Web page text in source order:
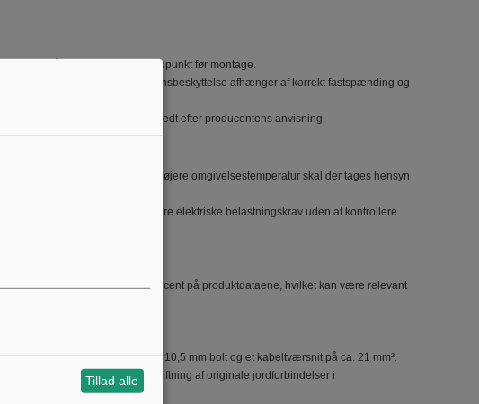
på det eksisterende jordpunkt før montage.
vejrbestandighed og korrosionsbeskyttelse afhænger af korrekt fastspænding og
brug eventuelt kontaktfedt efter producentens anvisning.
længere kabellængder eller højere omgivelsestemperatur skal der tages hensyn
primære strømkabler med andre elektriske belastningskrav uden at kontrollere
Hella er angivet som producent på produktdataene, hvilket kan være relevant
beregnet til montage med 10,5 mm bolt og et kabeltværsnit på ca. 21 mm².
forhold og er velegnet til udskiftning af originale jordforbindelser i
Tillad alle